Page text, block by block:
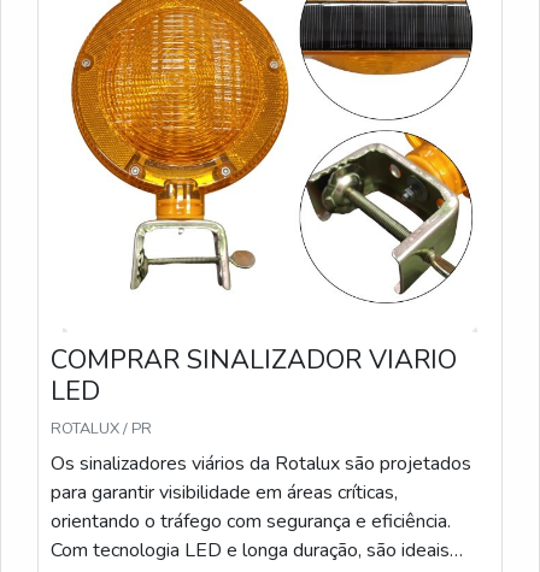
COMPRAR SINALIZADOR VIARIO
LED
ROTALUX / PR
Os sinalizadores viários da Rotalux são projetados
para garantir visibilidade em áreas críticas,
orientando o tráfego com segurança e eficiência.
Com tecnologia LED e longa duração, são ideais